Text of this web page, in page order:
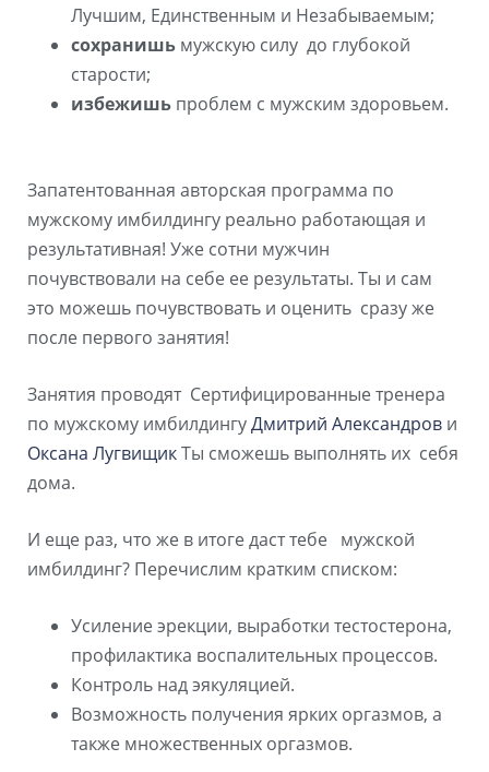
Лучшим, Единственным и Незабываемым;
сохранишь мужскую силу до глубокой
старости;
избежишь проблем с мужским здоровьем.
Запатентованная авторская программа по
мужскому имбилдингу реально работающая и
результативная! Уже сотни мужчин
почувствовали на себе ее результаты. Ты и сам
это можешь почувствовать и оценить сразу же
после первого занятия!
Занятия проводят Сертифицированные тренера
по мужскому имбилдингуДмитрий Александров и
Оксана ЛугвищикТы сможешь выполнять их себя
дома.
И еще раз, что же в итоге даст тебе мужской
имбилдинг? Перечислим кратким списком:
Усиление эрекции, выработки тестостерона,
профилактика воспалительных процессов.
Контроль над эякуляцией.
Возможность получения ярких оргазмов, а
также множественных оргазмов.